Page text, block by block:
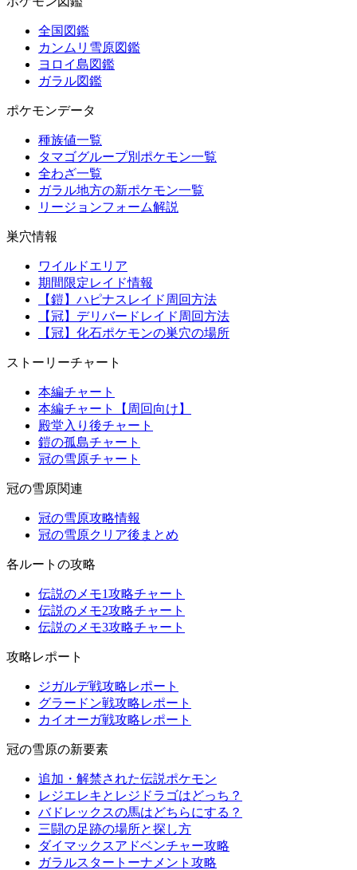
全国図鑑
カンムリ雪原図鑑
ヨロイ島図鑑
ガラル図鑑
ポケモンデータ
種族値一覧
タマゴグループ別ポケモン一覧
全わざ一覧
ガラル地方の新ポケモン一覧
リージョンフォーム解説
巣穴情報
ワイルドエリア
期間限定レイド情報
【鎧】ハピナスレイド周回方法
【冠】デリバードレイド周回方法
【冠】化石ポケモンの巣穴の場所
ストーリーチャート
本編チャート
本編チャート【周回向け】
殿堂入り後チャート
鎧の孤島チャート
冠の雪原チャート
冠の雪原関連
冠の雪原攻略情報
冠の雪原クリア後まとめ
各ルートの攻略
伝説のメモ1攻略チャート
伝説のメモ2攻略チャート
伝説のメモ3攻略チャート
攻略レポート
ジガルデ戦攻略レポート
グラードン戦攻略レポート
カイオーガ戦攻略レポート
冠の雪原の新要素
追加・解禁された伝説ポケモン
レジエレキとレジドラゴはどっち？
バドレックスの馬はどちらにする？
三闘の足跡の場所と探し方
ダイマックスアドベンチャー攻略
ガラルスタートーナメント攻略